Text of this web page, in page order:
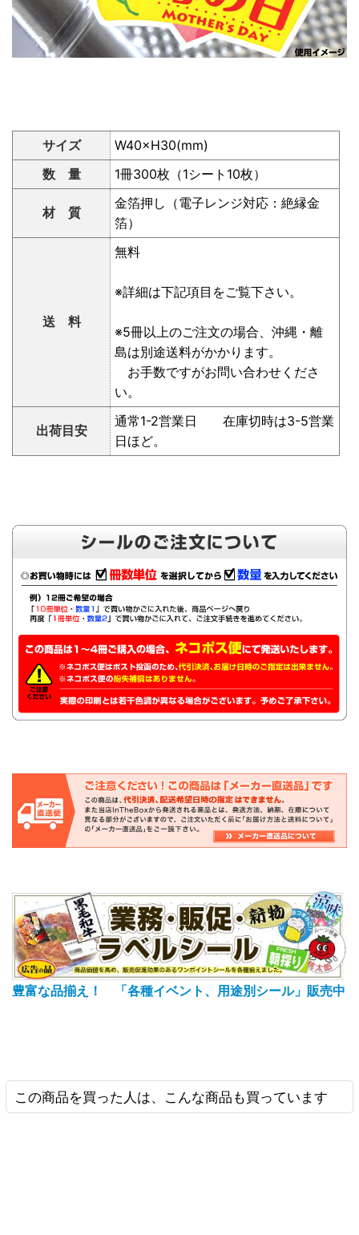
サイズ
W40×H30(mm)
数 量
1冊300枚（1シート10枚）
材 質
金箔押し（電子レンジ対応：絶縁金
箔）
送 料
無料
※詳細は下記項目をご覧下さい。
※5冊以上のご注文の場合、沖縄・離
島は別途送料がかかります。
お手数ですがお問い合わせくださ
い。
出荷目安
通常1-2営業日 在庫切時は3-5営業
日ほど。
豊富な品揃え！ 「各種イベント、用途別シール」販売中
この商品を買った人は、こんな商品も買っています